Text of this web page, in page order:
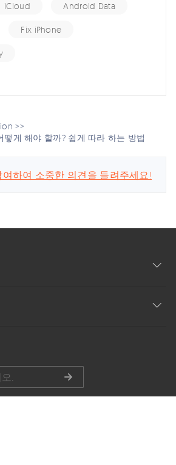
iCloud Android Data
Fix iPhone
>>
떻게 해야 할까? 쉽게 따라 하는 방법
하여 소중한 의견을 들려주세요!